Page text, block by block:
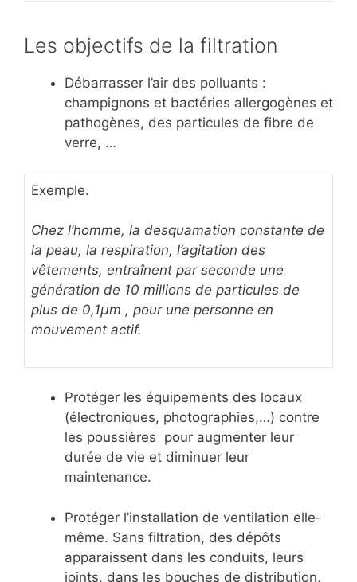
Les objectifs de la filtration
Débarrasser l’air des polluants :
champignons et bactéries allergogènes et
pathogènes, des particules de fibre de
verre, …
Exemple.
Chez l’homme, la desquamation constante de
la peau, la respiration, l’agitation des
vêtements, entraînent par seconde une
génération de 10 millions de particules de
plus de 0,1μm , pour une personne en
mouvement actif.
Protéger les équipements des locaux
(électroniques, photographies,…) contre
les poussières pour augmenter leur
durée de vie et diminuer leur
maintenance.
Protéger l’installation de ventilation elle-
même. Sans filtration, des dépôts
apparaissent dans les conduits, leurs
joints, dans les bouches de distribution,